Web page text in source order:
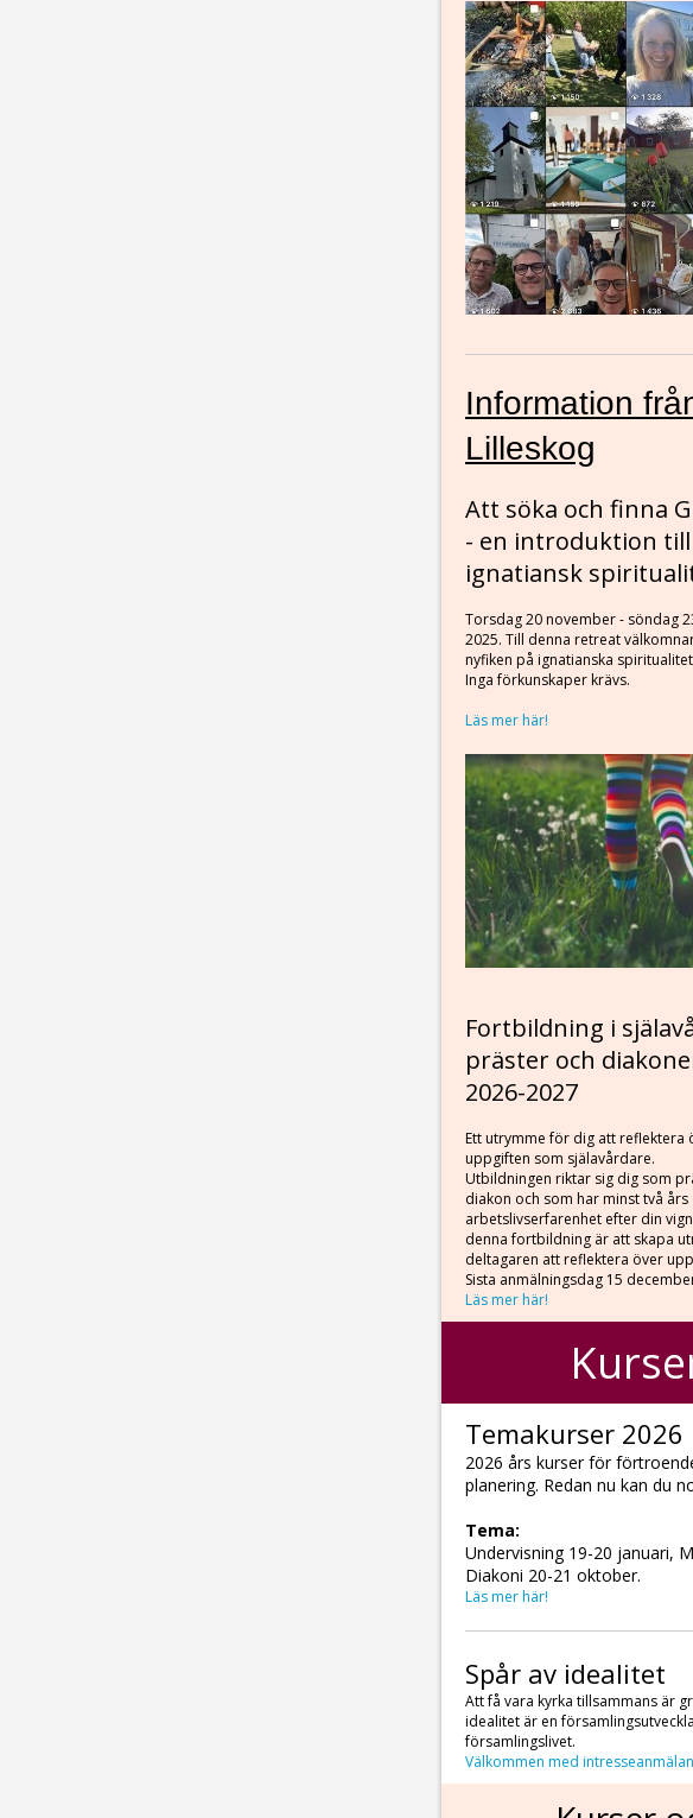
Information
Lilleskog
Att söka och finna
- en introduktion till
ignatiansk
Torsdag 20 november - söndag
2025. Till denna retreat
nyfiken på ignatianska
Inga förkunskaper krävs.
Läs mer här!
Fortbildning i
präster och
2026-2027
Ett utrymme för dig att reflektera
uppgiften som själavårdare.
Utbildningen riktar sig dig som
diakon och som har minst två års
arbetslivserfarenhet efter din
denna fortbildning är att skapa
deltagaren att reflektera över
Sista anmälningsdag 15
Läs mer här!
Temakurser 2026
2026 års kurser för
planering. Redan nu kan du
Tema:
Undervisning 19-20 januari,
Diakoni 20-21 oktober.
Läs mer här!
Spår av idealitet
Att få vara kyrka tillsammans är
idealitet är en
församlingslivet.
Välkommen med